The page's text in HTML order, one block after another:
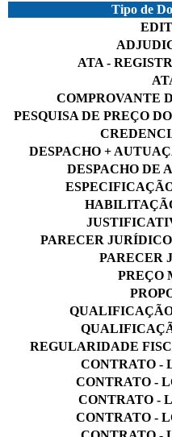
Tipo de
ATA -
COMPROVANTE
PESQUISA DE PREÇO
DESPACHO +
DESPACHO DE
PARECER
PARECER
PREÇO
REGULARIDADE
CONTRATO -
CONTRATO -
CONTRATO -
CONTRATO -